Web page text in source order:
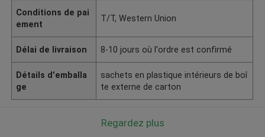
Conditions de pai
ement
T/T, Western Union
Délai de livraison 8-10 jours où l'ordre est confirmé
Détails d'emballa
ge
sachets en plastique intérieurs de boî
te externe de carton
Regardez plus